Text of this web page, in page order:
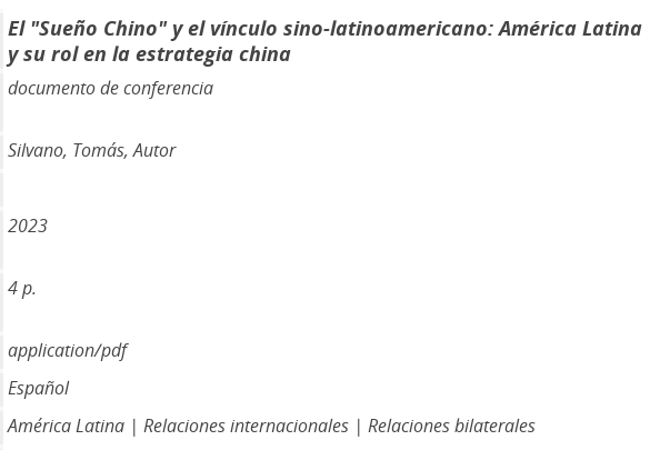
El "Sueño Chino" y el vínculo sino-latinoamericano: América Latina
y su rol en la estrategia china
documento de conferencia
Silvano, Tomás, Autor
2023
4 p.
application/pdf
Español
América Latina | Relaciones internacionales | Relaciones bilaterales